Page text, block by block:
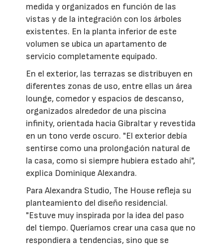
medida y organizados en función de las
vistas y de la integración con los árboles
existentes. En la planta inferior de este
volumen se ubica un apartamento de
servicio completamente equipado.
En el exterior, las terrazas se distribuyen en
diferentes zonas de uso, entre ellas un área
lounge, comedor y espacios de descanso,
organizados alrededor de una piscina
infinity, orientada hacia Gibraltar y revestida
en un tono verde oscuro. "El exterior debía
sentirse como una prolongación natural de
la casa, como si siempre hubiera estado ahí",
explica Dominique Alexandra.
Para Alexandra Studio, The House refleja su
planteamiento del diseño residencial.
"Estuve muy inspirada por la idea del paso
del tiempo. Queríamos crear una casa que no
respondiera a tendencias, sino que se